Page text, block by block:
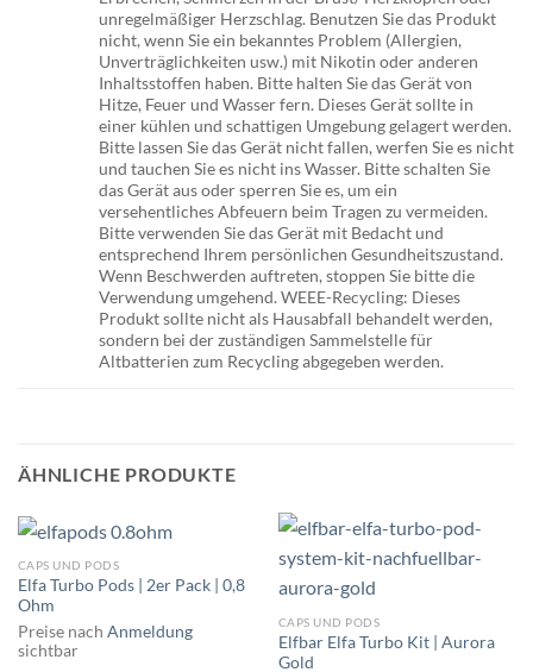
unregelmäßiger Herzschlag. Benutzen Sie das Produkt
nicht, wenn Sie ein bekanntes Problem (Allergien,
Unverträglichkeiten usw.) mit Nikotin oder anderen
Inhaltsstoffen haben. Bitte halten Sie das Gerät von
Hitze, Feuer und Wasser fern. Dieses Gerät sollte in
einer kühlen und schattigen Umgebung gelagert werden.
Bitte lassen Sie das Gerät nicht fallen, werfen Sie es nicht
und tauchen Sie es nicht ins Wasser. Bitte schalten Sie
das Gerät aus oder sperren Sie es, um ein
versehentliches Abfeuern beim Tragen zu vermeiden.
Bitte verwenden Sie das Gerät mit Bedacht und
entsprechend Ihrem persönlichen Gesundheitszustand.
Wenn Beschwerden auftreten, stoppen Sie bitte die
Verwendung umgehend. WEEE-Recycling: Dieses
Produkt sollte nicht als Hausabfall behandelt werden,
sondern bei der zuständigen Sammelstelle für
Altbatterien zum Recycling abgegeben werden.
ÄHNLICHE PRODUKTE
CAPS UND PODS
Elfa Turbo Pods | 2er Pack | 0,8
Ohm
Preise nach Anmeldung
sichtbar
CAPS UND PODS
Elfbar Elfa Turbo Kit | Aurora
Gold